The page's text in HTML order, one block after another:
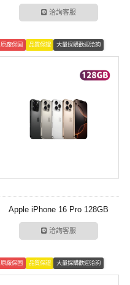
洽詢客服
原廠保固 品質保證 大量採購歡迎洽詢
Apple iPhone 16 Pro 128GB
洽詢客服
原廠保固 品質保證 大量採購歡迎洽詢